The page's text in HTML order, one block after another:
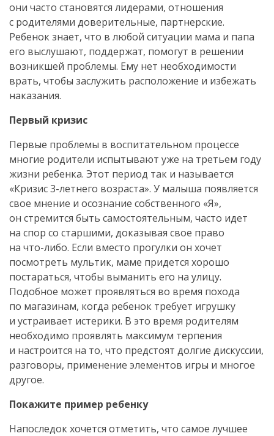
они часто становятся лидерами, отношения
с родителями доверительные, партнерские.
Ребенок знает, что в любой ситуации мама и папа
его выслушают, поддержат, помогут в решении
возникшей проблемы. Ему нет необходимости
врать, чтобы заслужить расположение и избежать
наказания.
Первый кризис
Первые проблемы в воспитательном процессе
многие родители испытывают уже на третьем году
жизни ребенка. Этот период так и называется
«Кризис3-летнего возраста». У малыша появляется
свое мнение и осознание собственного «Я»,
он стремится быть самостоятельным, часто идет
на спор со старшими, доказывая свое право
на что-либо. Если вместо прогулки он хочет
посмотреть мультик, маме придется хорошо
постараться, чтобы выманить его на улицу.
Подобное может проявляться во время похода
по магазинам, когда ребенок требует игрушку
и устраивает истерики. В это время родителям
необходимо проявлять максимум терпения
и настроится на то, что предстоят долгие дискуссии,
разговоры, применение элементов игры и многое
другое.
Покажите пример ребенку
Напоследок хочется отметить, что самое лучшее